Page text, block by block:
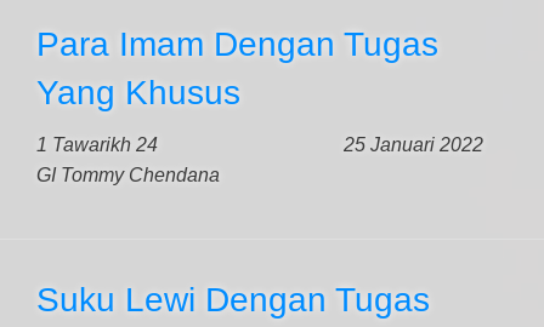
Para Imam Dengan Tugas
Yang Khusus
1 Tawarikh 24
25 Januari 2022
GI Tommy Chendana
Suku Lewi Dengan Tugas